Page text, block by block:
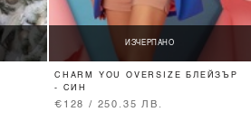
ИЗЧЕРПАНО
CHARM YOU OVERSIZE БЛЕЙЗЪР
- СИН
€128 / 250.35 ЛВ.